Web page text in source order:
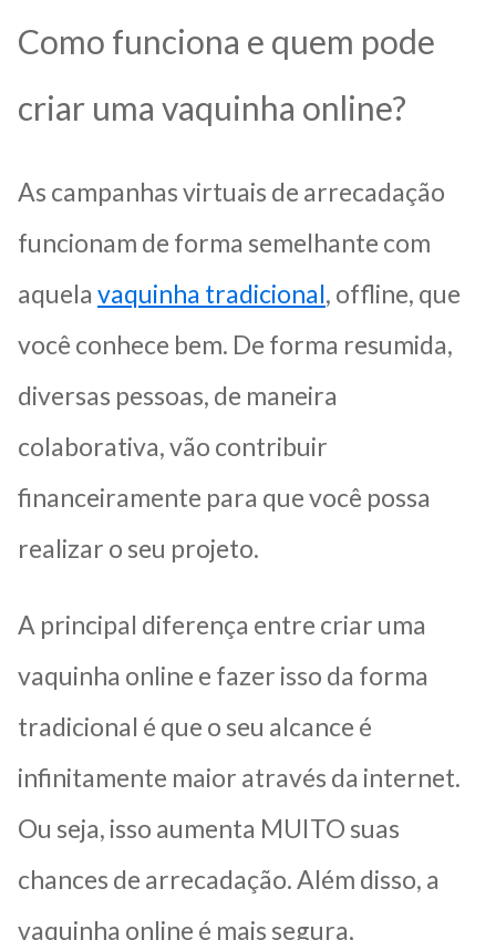
Como funciona e quem pode
criar uma vaquinha online?
As campanhas virtuais de arrecadação
funcionam de forma semelhante com
aquela vaquinha tradicional, offline, que
você conhece bem. De forma resumida,
diversas pessoas, de maneira
colaborativa, vão contribuir
financeiramente para que você possa
realizar o seu projeto.
A principal diferença entre criar uma
vaquinha online e fazer isso da forma
tradicional é que o seu alcance é
infinitamente maior através da internet.
Ou seja, isso aumenta MUITO suas
chances de arrecadação. Além disso, a
vaquinha online é mais segura,